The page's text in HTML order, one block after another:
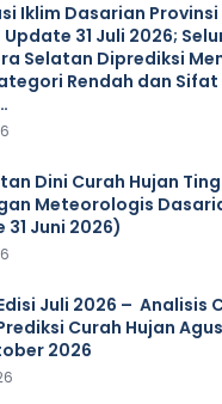
Iklim Dasarian
31 Juli 2026;
Selatan Diprediksi
Rendah dan Sifat
Dini Curah Hujan
Meteorologis
Juni 2026)
Juli 2026 – Analisis
Curah Hujan
2026